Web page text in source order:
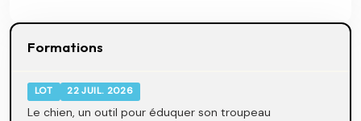
Formations
LOT 22 JUIL. 2026
Le chien, un outil pour éduquer son troupeau